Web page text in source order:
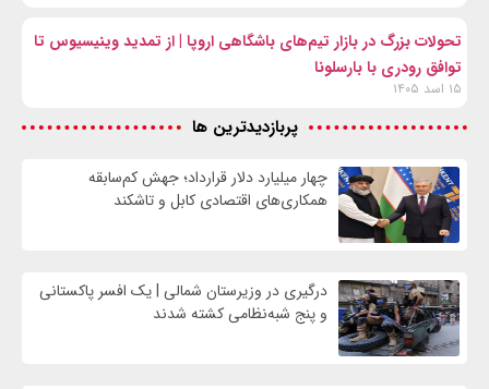
تحولات بزرگ در بازار تیم‌های باشگاهی اروپا | از تمدید وینیسیوس تا
توافق رودری با بارسلونا
۱۵ اسد ۱۴۰۵
پربازدیدترین ها
چهار میلیارد دلار قرارداد؛ جهش کم‌سابقه
همکاری‌های اقتصادی کابل و تاشکند
درگیری در وزیرستان شمالی | یک افسر پاکستانی
و پنج شبه‌نظامی کشته شدند